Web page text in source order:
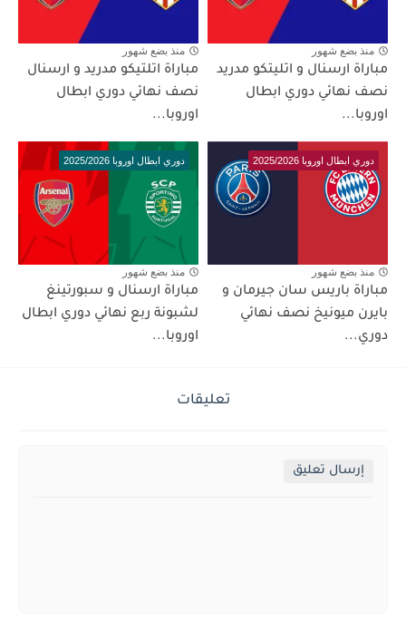
منذ بضع شهور
مباراة ارسنال و اتليتكو مدريد
نصف نهائي دوري ابطال
اوروبا...
منذ بضع شهور
مباراة اتلتيكو مدريد و ارسنال
نصف نهائي دوري ابطال
اوروبا...
دوري ابطال اوروبا 2025/2026
منذ بضع شهور
مباراة باريس سان جيرمان و
بايرن ميونيخ نصف نهائي
دوري...
دوري ابطال اوروبا 2025/2026
منذ بضع شهور
مباراة ارسنال و سبورتينغ
لشبونة ربع نهائي دوري ابطال
اوروبا...
تعليقات
إرسال تعليق